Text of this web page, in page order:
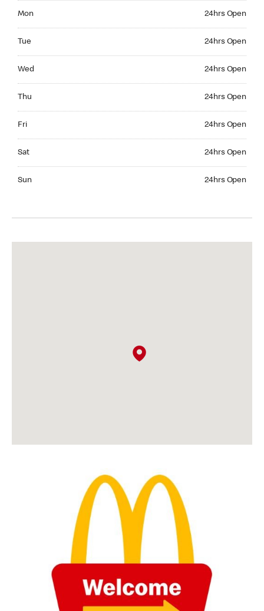
Mon 24hrs Open
Tue 24hrs Open
Wed 24hrs Open
Thu 24hrs Open
Fri 24hrs Open
Sat 24hrs Open
Sun 24hrs Open